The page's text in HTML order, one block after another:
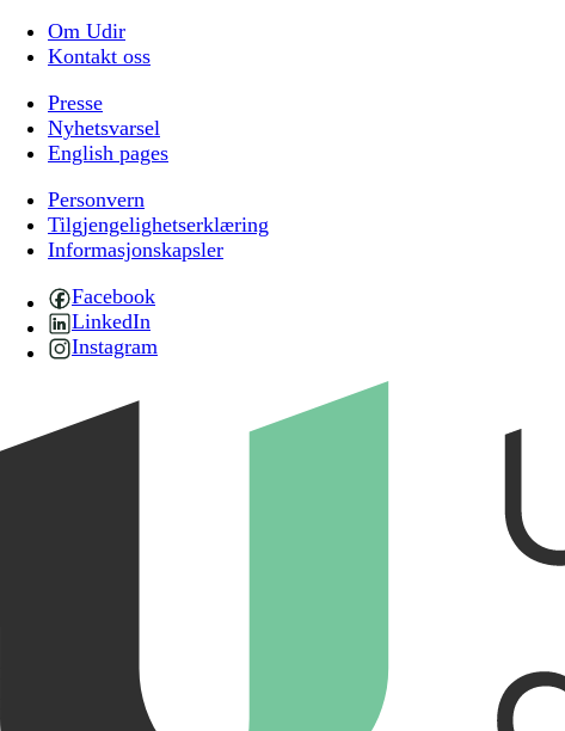
Om Udir
Kontakt oss
Presse
Nyhetsvarsel
English pages
Personvern
Tilgjengelighetserklæring
Informasjonskapsler
Facebook
LinkedIn
Instagram